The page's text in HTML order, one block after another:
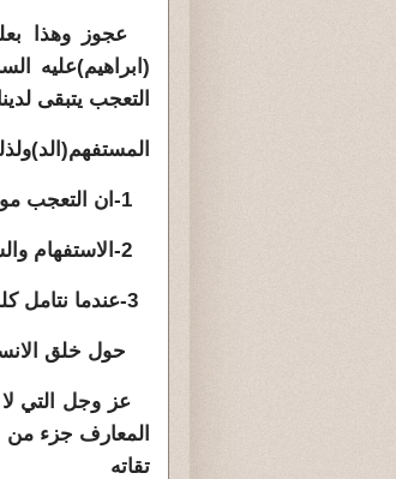
(ابراهيم)عليه
التعجب يتبقى
حول خلق
عز وجل التي لا
المعارف جزء
تقاته